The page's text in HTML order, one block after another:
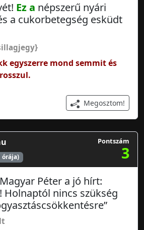
Ez a népszerű nyári
a cukorbetegség esküdt
egyszerre mond semmit és
Megosztom!
órája)
Pontszám
3
Péter a jó hírt:
Holnaptól nincs szükség